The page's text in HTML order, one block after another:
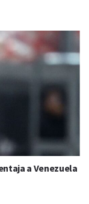
a Venezuela